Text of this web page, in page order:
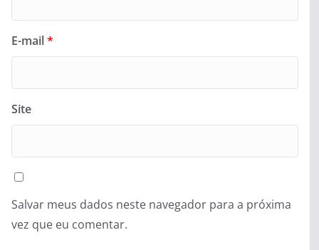
E-mail*
Site
Salvar meus dados neste navegador para a próxima
vez que eu comentar.